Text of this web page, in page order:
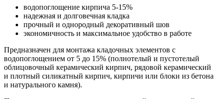
водопоглощение кирпича 5-15%
надежная и долговечная кладка
прочный и однородный декоративный шов
экономичность и максимальное удобство в работе
Предназначен для монтажа кладочных элементов с
водопоглощением от 5 до 15% (полнотелый и пустотелый
облицовочный керамический кирпич, рядовой керамический
и плотный силикатный кирпич, кирпичи или блоки из бетона
и натурального камня).